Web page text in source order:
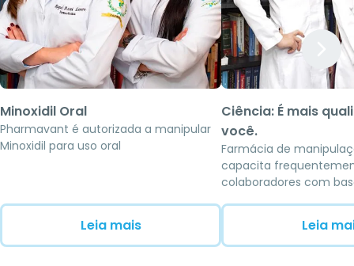
Minoxidil Oral
Pharmavant é autorizada a manipular
Minoxidil para uso oral
Leia mais
Ciência: É mais
você.
Farmácia de
capacita
colaboradores com
Leia